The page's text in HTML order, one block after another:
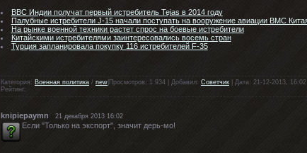
ВВС Индии получат первый истребитель Tejas в 2014 году
Палубные истребители J-15 начали поступать на вооружение авиации ВМС
На рынке военной техники растет спрос на боевые истребители
Китайскими истребителями заинтересовались восемь стран
Турция запланировала покупку 116 истребителей F-35
Категория: Военная политика / new |Просмотров: 1 934 | Добавил: Советчик | Дата: 21-12-2013, 16:02
Рейтинг:
knipiepaymn 21 декабря 2013 16:02
Если "Только на экспорт", значит дерь-мо!